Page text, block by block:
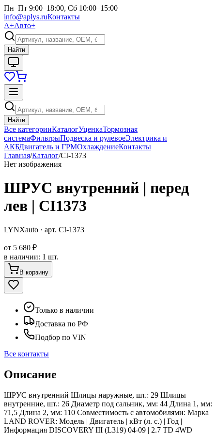
Пн–Пт 9:00–18:00, Сб 10:00–15:00
info@aplys.ruКонтакты
А+Авто+
Найти
Найти
Все категорииКаталогУценкаТормозная
системаФильтрыПодвеска и рулевоеЭлектрика и
АКБДвигатель и ГРМОхлаждениеКонтакты
Главная/Каталог/CI-1373
Нет изображения
ШРУС внутренний | перед
лев | CI1373
LYNXauto · арт. CI-1373
от 5 680 ₽
в наличии: 1 шт.
В корзину
Только в наличии
Доставка по РФ
Подбор по VIN
Все контакты
Описание
ШРУС внутренний Шлицы наружные, шт.: 29 Шлицы
внутренние, шт.: 26 Диаметр под сальник, мм: 44 Длина 1, мм:
71,5 Длина 2, мм: 110 Совместимость с автомобилями: Марка
LAND ROVER: Модель | Двигатель | кВт (л. с.) | Год |
Информация DISCOVERY III (L319) 04-09 | 2.7 TD 4WD